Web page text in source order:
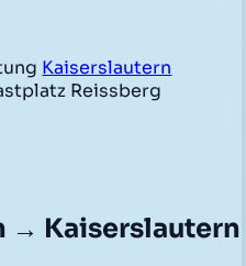
Kaiserslautern
Reissberg
→ Kaiserslautern